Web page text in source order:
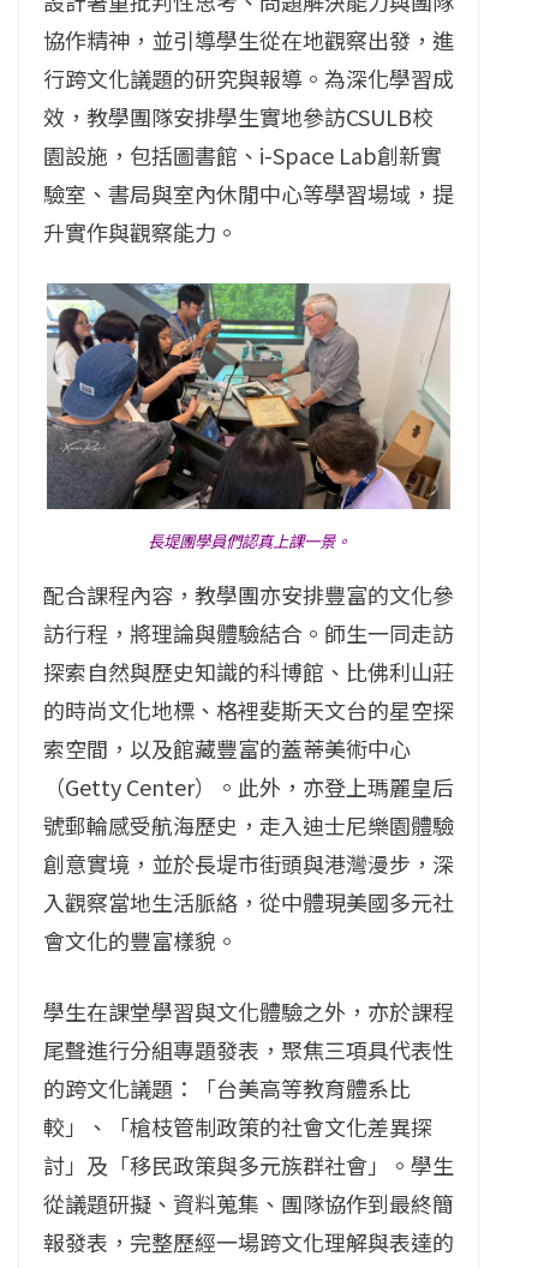
協作精神，並引導學生從在地觀察出發，進
行跨文化議題的研究與報導。為深化學習成
效，教學團隊安排學生實地參訪CSULB校
園設施，包括圖書館、i-Space Lab創新實
驗室、書局與室內休閒中心等學習場域，提
升實作與觀察能力。
長堤團學員們認真上課一景。
配合課程內容，教學團亦安排豐富的文化參
訪行程，將理論與體驗結合。師生一同走訪
探索自然與歷史知識的科博館、比佛利山莊
的時尚文化地標、格裡斐斯天文台的星空探
索空間，以及館藏豐富的蓋蒂美術中心
（Getty Center）。此外，亦登上瑪麗皇后
號郵輪感受航海歷史，走入迪士尼樂園體驗
創意實境，並於長堤市街頭與港灣漫步，深
入觀察當地生活脈絡，從中體現美國多元社
會文化的豐富樣貌。
學生在課堂學習與文化體驗之外，亦於課程
尾聲進行分組專題發表，聚焦三項具代表性
的跨文化議題：「台美高等教育體系比
較」、「槍枝管制政策的社會文化差異探
討」及「移民政策與多元族群社會」。學生
從議題研擬、資料蒐集、團隊協作到最終簡
報發表，完整歷經一場跨文化理解與表達的